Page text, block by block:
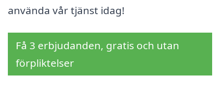
använda vår tjänst idag!
Få 3 erbjudanden, gratis och utan
förpliktelser